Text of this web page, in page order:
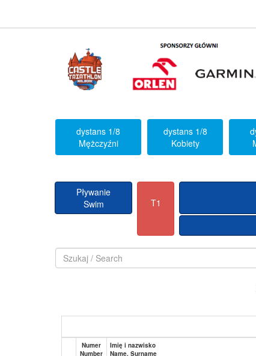
dystans 1/8
Mężczyźni
dystans 1/8
Kobiety
Pływanie
Swim
T1
Numer
Number
Imię i nazwisko
Name, Surname